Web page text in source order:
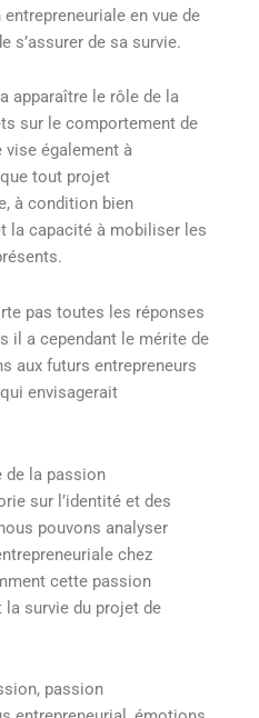
en vue de
s’assurer de sa survie.
apparaître le rôle de la
sur le comportement de
vise également à
tout projet
à condition bien
la capacité à mobiliser les
pas toutes les réponses
il a cependant le mérite de
aux futurs entrepreneurs
envisagerait
de la passion
sur l’identité et des
pouvons analyser
chez
cette passion
survie du projet de
passion